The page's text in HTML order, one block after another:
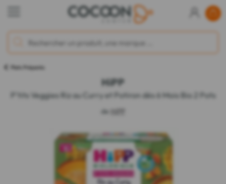
Plats Préparés
HiPP
P'tits Veggies Riz au Curry et Potiron dès 6 Mois Bio 2 Pots
de HiPP